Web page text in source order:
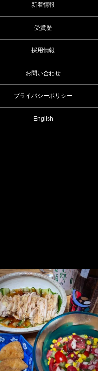
新着情報
受賞歴
採用情報
お問い合わせ
プライバシーポリシー
English